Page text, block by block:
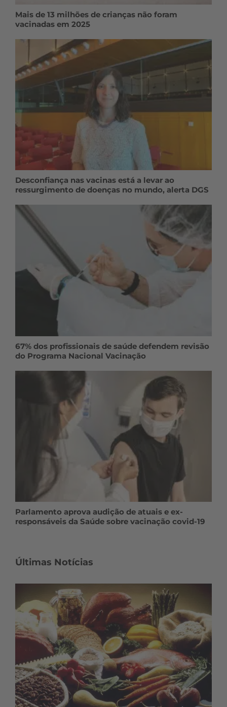
Mais de 13 milhões de crianças não foram
vacinadas em 2025
Desconfiança nas vacinas está a levar ao
ressurgimento de doenças no mundo, alerta DGS
67% dos profissionais de saúde defendem revisão
do Programa Nacional Vacinação
Parlamento aprova audição de atuais e ex-
responsáveis da Saúde sobre vacinação covid-19
Últimas Notícias